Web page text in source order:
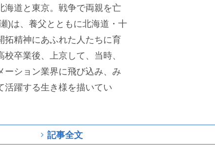
海道と東京。戦争で両親を亡
)は、養父とともに北海道・十
拓精神にあふれた人たちに育
卒業後、上京して、当時、
ーション業界に飛び込み、み
活躍する生き様を描いてい
記事全文